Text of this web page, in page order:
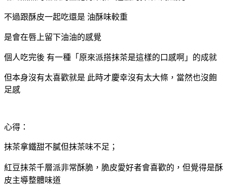
不過跟酥皮一起吃還是 油酥味較重
是會在唇上留下油油的感覺
個人吃完後 有一種「原來派搭抹茶是這樣的口感啊」的成就
但本身沒有太喜歡就是 此時才慶幸沒有太大條， 當然也沒飽
足感
心得：
抹茶拿鐵甜不膩但抹茶味不足；
紅豆抹茶千層派非常酥脆，脆皮愛好者會喜歡的，但覺得是酥
皮主導整體味道